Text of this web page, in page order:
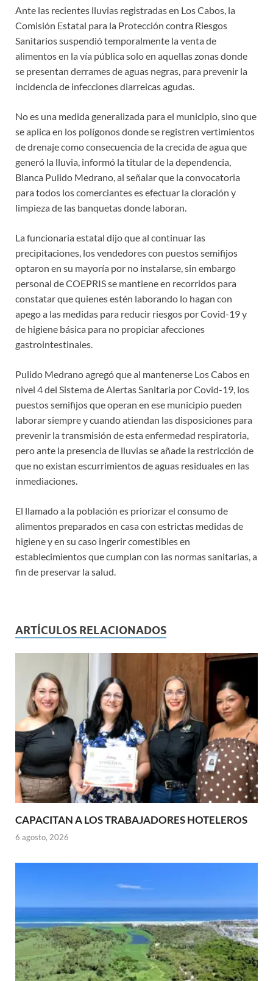
Ante las recientes lluvias registradas en Los Cabos, la
Comisión Estatal para la Protección contra Riesgos
Sanitarios suspendió temporalmente la venta de
alimentos en la vía pública solo en aquellas zonas donde
se presentan derrames de aguas negras, para prevenir la
incidencia de infecciones diarreicas agudas.
No es una medida generalizada para el municipio, sino que
se aplica en los polígonos donde se registren vertimientos
de drenaje como consecuencia de la crecida de agua que
generó la lluvia, informó la titular de la dependencia,
Blanca Pulido Medrano, al señalar que la convocatoria
para todos los comerciantes es efectuar la cloración y
limpieza de las banquetas donde laboran.
La funcionaria estatal dijo que al continuar las
precipitaciones, los vendedores con puestos semifijos
optaron en su mayoría por no instalarse, sin embargo
personal de COEPRIS se mantiene en recorridos para
constatar que quienes estén laborando lo hagan con
apego a las medidas para reducir riesgos por Covid-19 y
de higiene básica para no propiciar afecciones
gastrointestinales.
Pulido Medrano agregó que al mantenerse Los Cabos en
nivel 4 del Sistema de Alertas Sanitaria por Covid-19, los
puestos semifijos que operan en ese municipio pueden
laborar siempre y cuando atiendan las disposiciones para
prevenir la transmisión de esta enfermedad respiratoria,
pero ante la presencia de lluvias se añade la restricción de
que no existan escurrimientos de aguas residuales en las
inmediaciones.
El llamado a la población es priorizar el consumo de
alimentos preparados en casa con estrictas medidas de
higiene y en su caso ingerir comestibles en
establecimientos que cumplan con las normas sanitarias, a
fin de preservar la salud.
ARTÍCULOS RELACIONADOS
CAPACITAN A LOS TRABAJADORES HOTELEROS
6 agosto, 2026